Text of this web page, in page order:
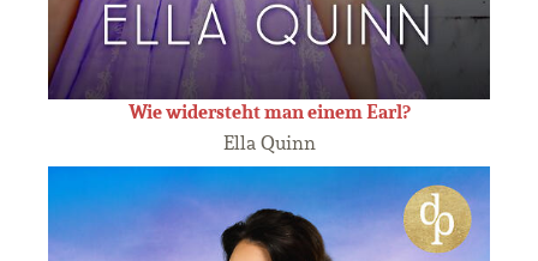
Wie widersteht man einem Earl?
Ella Quinn